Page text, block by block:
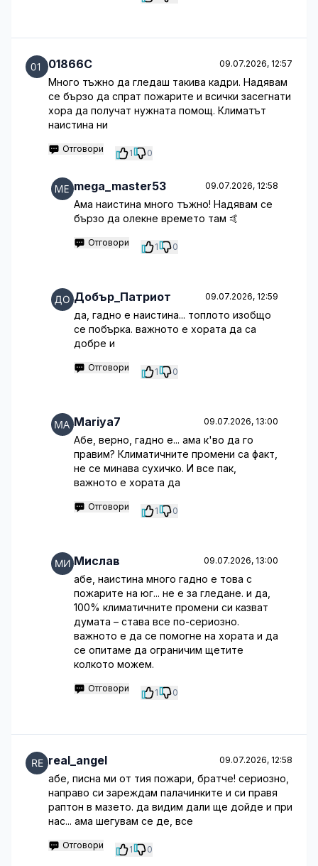
01866C 09.07.2026, 12:57
Много тъжно да гледаш такива кадри. Надявам
се бързо да спрат пожарите и всички засегнати
хора да получат нужната помощ. Климатът
наистина ни
Отговори 1 0
mega_master53 09.07.2026, 12:58
Ама наистина много тъжно! Надявам се
бързо да олекне времето там 🤙
Отговори 1 0
Добър_Патриот 09.07.2026, 12:59
да, гадно е наистина... топлото изобщо
се побърка. важното е хората да са
добре и
Отговори 1 0
Mariya7 09.07.2026, 13:00
Абе, верно, гадно е... ама к'во да го
правим? Климатичните промени са факт,
не се минава сухичко. И все пак,
важното е хората да
Отговори 1 0
Мислав 09.07.2026, 13:00
абе, наистина много гадно е това с
пожарите на юг... не е за гледане. и да,
100% климатичните промени си казват
думата – става все по-сериозно.
важното е да се помогне на хората и да
се опитаме да ограничим щетите
колкото можем.
Отговори 1 0
real_angel 09.07.2026, 12:58
абе, писна ми от тия пожари, братче! сериозно,
направо си зареждам палачинките и си правя
раптон в мазето. да видим дали ще дойде и при
нас... ама шегувам се де, все
Отговори 1 0